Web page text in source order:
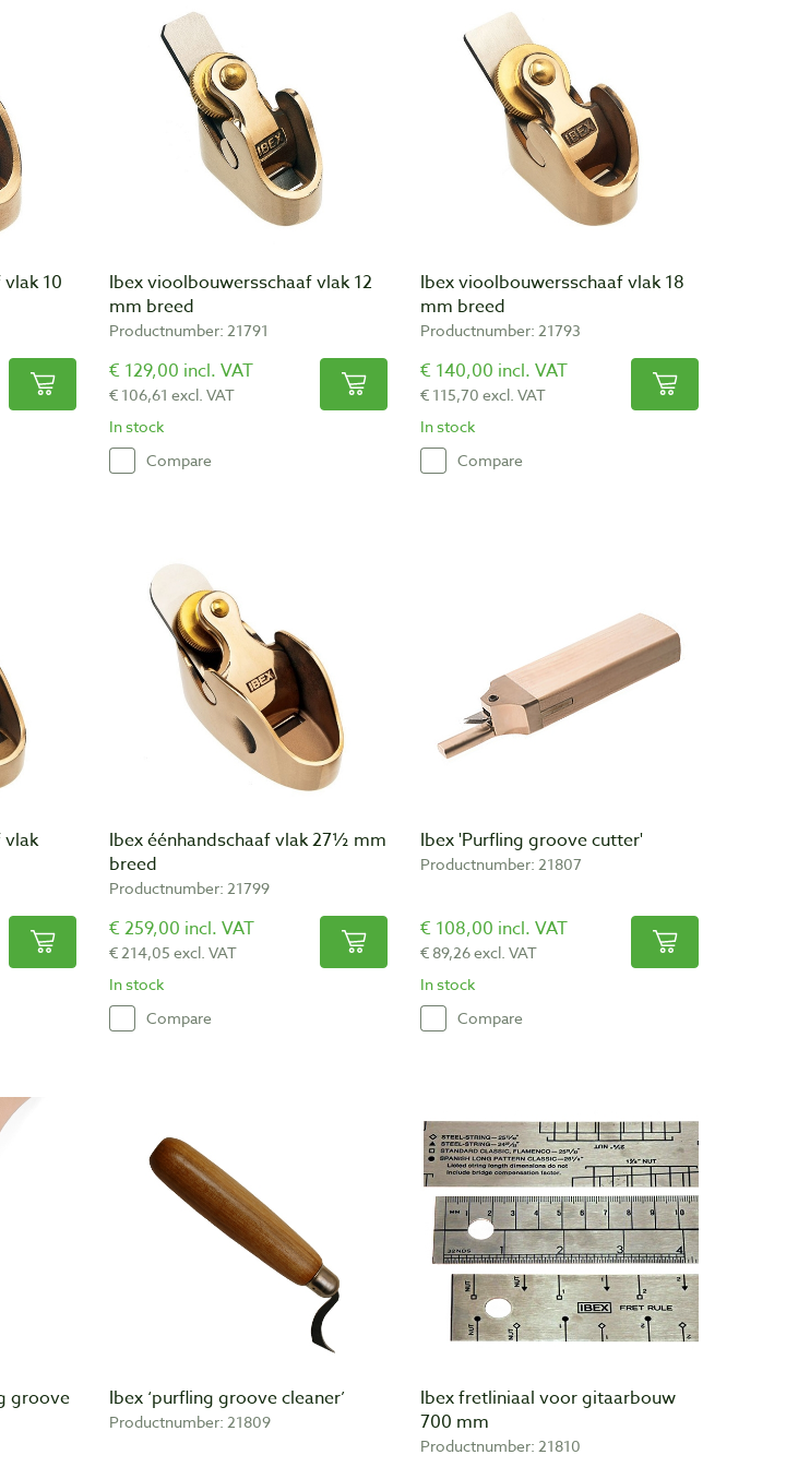
10
Ibex vioolbouwersschaaf vlak 12
mm breed
Productnumber: 21791
€ 129,00 incl. VAT
€ 106,61 excl. VAT
In stock
Compare
Ibex vioolbouwersschaaf vlak 18
mm breed
Productnumber: 21793
€ 140,00 incl. VAT
€ 115,70 excl. VAT
In stock
Compare
vlak
Ibex éénhandschaaf vlak 27½ mm
breed
Productnumber: 21799
€ 259,00 incl. VAT
€ 214,05 excl. VAT
In stock
Compare
Ibex 'Purfling groove cutter'
Productnumber: 21807
€ 108,00 incl. VAT
€ 89,26 excl. VAT
In stock
Compare
groove
Ibex ‘purfling groove cleaner’
Productnumber: 21809
Ibex fretliniaal voor gitaarbouw
700 mm
Productnumber: 21810